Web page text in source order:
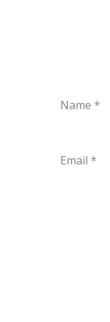
Name *
Email *